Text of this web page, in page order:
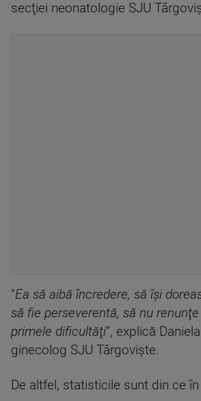
secţiei neonatologie SJU
”Ea să aibă încredere, să îşi
să fie perseverentă, să nu
primele dificultăţi”, explică
ginecolog SJU Târgoviște.
De altfel, statisticile sunt din ce